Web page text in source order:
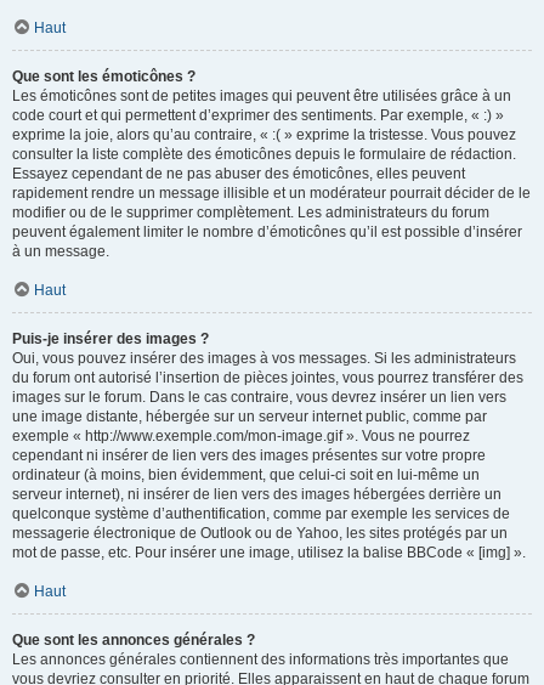
Haut
Que sont les émoticônes ?
Les émoticônes sont de petites images qui peuvent être utilisées grâce à un
code court et qui permettent d’exprimer des sentiments. Par exemple, « :) »
exprime la joie, alors qu’au contraire, « :( » exprime la tristesse. Vous pouvez
consulter la liste complète des émoticônes depuis le formulaire de rédaction.
Essayez cependant de ne pas abuser des émoticônes, elles peuvent
rapidement rendre un message illisible et un modérateur pourrait décider de le
modifier ou de le supprimer complètement. Les administrateurs du forum
peuvent également limiter le nombre d’émoticônes qu’il est possible d’insérer
à un message.
Haut
Puis-je insérer des images ?
Oui, vous pouvez insérer des images à vos messages. Si les administrateurs
du forum ont autorisé l’insertion de pièces jointes, vous pourrez transférer des
images sur le forum. Dans le cas contraire, vous devrez insérer un lien vers
une image distante, hébergée sur un serveur internet public, comme par
exemple « http://www.exemple.com/mon-image.gif ». Vous ne pourrez
cependant ni insérer de lien vers des images présentes sur votre propre
ordinateur (à moins, bien évidemment, que celui-ci soit en lui-même un
serveur internet), ni insérer de lien vers des images hébergées derrière un
quelconque système d’authentification, comme par exemple les services de
messagerie électronique de Outlook ou de Yahoo, les sites protégés par un
mot de passe, etc. Pour insérer une image, utilisez la balise BBCode « [img] ».
Haut
Que sont les annonces générales ?
Les annonces générales contiennent des informations très importantes que
vous devriez consulter en priorité. Elles apparaissent en haut de chaque forum